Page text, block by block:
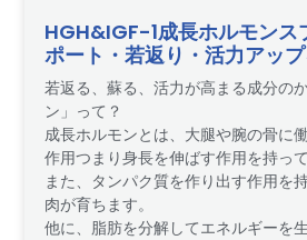
HGH&IGF-1成長ホルモンス
ポート・若返り・活力アッ
若返る、蘇る、活力が高まる成分の
ン」って？
成長ホルモンとは、大腿や腕の骨に
作用つまり身長を伸ばす作用を持って
また、タンパク質を作り出す作用を
肉が育ちます。
他に、脂肪を分解してエネルギーを